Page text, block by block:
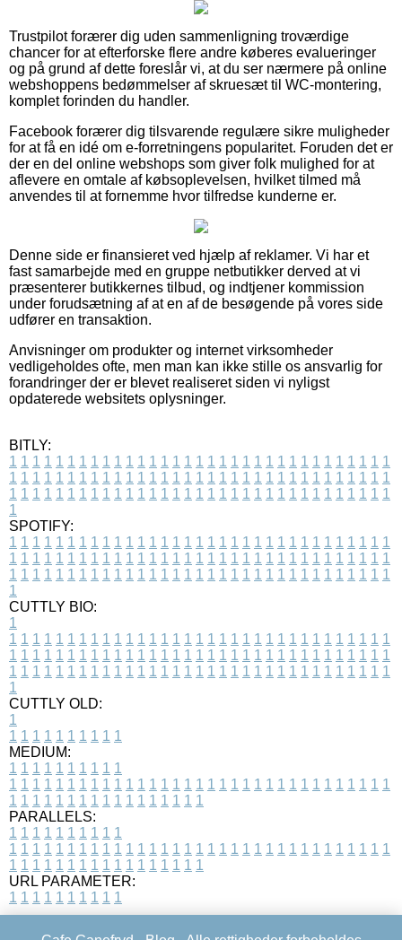
Trustpilot forærer dig uden sammenligning troværdige
chancer for at efterforske flere andre køberes evalueringer
og på grund af dette foreslår vi, at du ser nærmere på online
webshoppens bedømmelser af skruesæt til WC-montering,
komplet forinden du handler.
Facebook forærer dig tilsvarende regulære sikre muligheder
for at få en idé om e-forretningens popularitet. Foruden det er
der en del online webshops som giver folk mulighed for at
aflevere en omtale af købsoplevelsen, hvilket tilmed må
anvendes til at fornemme hvor tilfredse kunderne er.
Denne side er finansieret ved hjælp af reklamer. Vi har et
fast samarbejde med en gruppe netbutikker derved at vi
præsenterer butikkernes tilbud, og indtjener kommission
under forudsætning af at en af de besøgende på vores side
udfører en transaktion.
Anvisninger om produkter og internet virksomheder
vedligeholdes ofte, men man kan ikke stille os ansvarlig for
forandringer der er blevet realiseret siden vi nyligst
opdaterede websitets oplysninger.
BITLY:
1 1 1 1 1 1 1 1 1 1 1 1 1 1 1 1 1 1 1 1 1 1 1 1 1 1 1 1 1 1 1 1 1
1 1 1 1 1 1 1 1 1 1 1 1 1 1 1 1 1 1 1 1 1 1 1 1 1 1 1 1 1 1 1 1 1
1 1 1 1 1 1 1 1 1 1 1 1 1 1 1 1 1 1 1 1 1 1 1 1 1 1 1 1 1 1 1 1 1
1
SPOTIFY:
1 1 1 1 1 1 1 1 1 1 1 1 1 1 1 1 1 1 1 1 1 1 1 1 1 1 1 1 1 1 1 1 1
1 1 1 1 1 1 1 1 1 1 1 1 1 1 1 1 1 1 1 1 1 1 1 1 1 1 1 1 1 1 1 1 1
1 1 1 1 1 1 1 1 1 1 1 1 1 1 1 1 1 1 1 1 1 1 1 1 1 1 1 1 1 1 1 1 1
1
CUTTLY BIO:
1
1 1 1 1 1 1 1 1 1 1 1 1 1 1 1 1 1 1 1 1 1 1 1 1 1 1 1 1 1 1 1 1 1
1 1 1 1 1 1 1 1 1 1 1 1 1 1 1 1 1 1 1 1 1 1 1 1 1 1 1 1 1 1 1 1 1
1 1 1 1 1 1 1 1 1 1 1 1 1 1 1 1 1 1 1 1 1 1 1 1 1 1 1 1 1 1 1 1 1
1
CUTTLY OLD:
1
1 1 1 1 1 1 1 1 1 1
MEDIUM:
1 1 1 1 1 1 1 1 1 1
1 1 1 1 1 1 1 1 1 1 1 1 1 1 1 1 1 1 1 1 1 1 1 1 1 1 1 1 1 1 1 1 1
1 1 1 1 1 1 1 1 1 1 1 1 1 1 1 1 1
PARALLELS:
1 1 1 1 1 1 1 1 1 1
1 1 1 1 1 1 1 1 1 1 1 1 1 1 1 1 1 1 1 1 1 1 1 1 1 1 1 1 1 1 1 1 1
1 1 1 1 1 1 1 1 1 1 1 1 1 1 1 1 1
URL PARAMETER:
1 1 1 1 1 1 1 1 1 1